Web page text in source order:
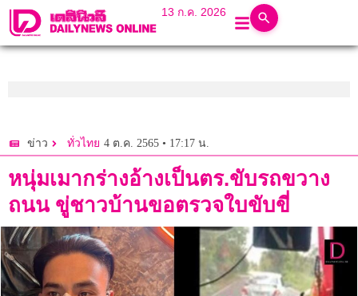
13 ก.ค. 2026
ข่าว ทั่วไทย 4 ต.ค. 2565 • 17:17 น.
หนุ่มเมากร่างอ้างเป็นตร.ขับรถขวาง
ถนน ขู่ชาวบ้านขอตรวจใบขับขี่